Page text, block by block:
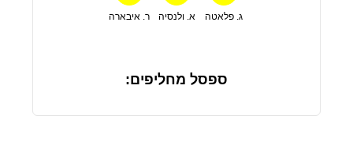
ר. איבארה א. ולנסיה ג. פלאטה
ספסל מחליפים: